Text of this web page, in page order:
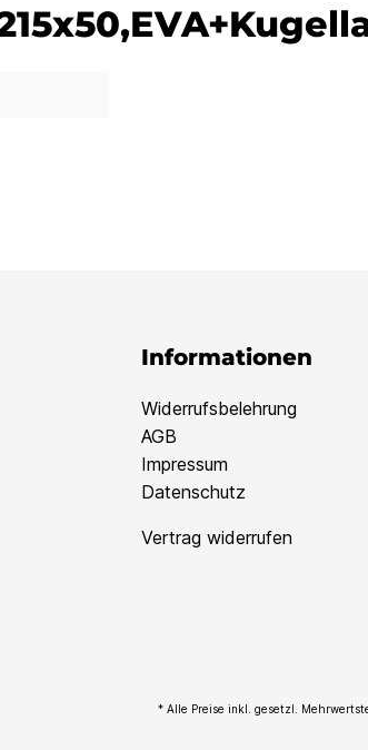
Informationen
Widerrufsbelehrung
AGB
Impressum
Datenschutz
Vertrag widerrufen
* Alle Preise inkl. gesetzl.